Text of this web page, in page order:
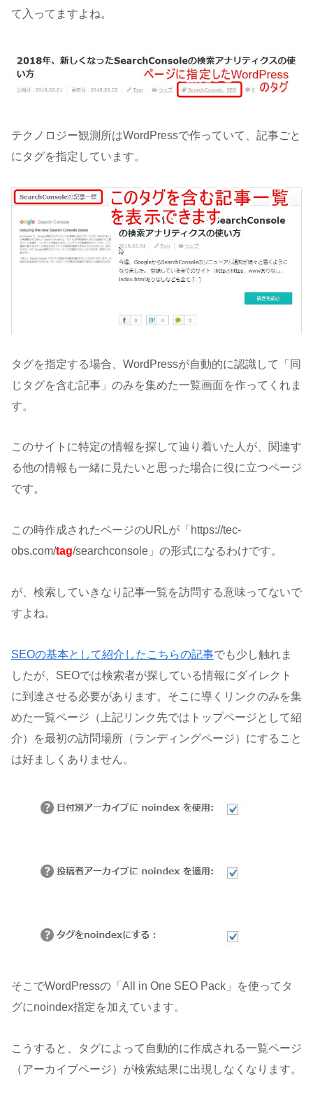
て入ってますよね。
テクノロジー観測所はWordPressで作っていて、記事ごと
にタグを指定しています。
タグを指定する場合、WordPressが自動的に認識して「同
じタグを含む記事」のみを集めた一覧画面を作ってくれま
す。
このサイトに特定の情報を探して辿り着いた人が、関連す
る他の情報も一緒に見たいと思った場合に役に立つページ
です。
この時作成されたページのURLが「https://tec-
obs.com/tag/searchconsole」の形式になるわけです。
が、検索していきなり記事一覧を訪問する意味ってないで
すよね。
SEOの基本として紹介したこちらの記事でも少し触れま
したが、SEOでは検索者が探している情報にダイレクト
に到達させる必要があります。そこに導くリンクのみを集
めた一覧ページ（上記リンク先ではトップページとして紹
介）を最初の訪問場所（ランディングページ）にすること
は好ましくありません。
そこでWordPressの「All in One SEO Pack」を使ってタ
グにnoindex指定を加えています。
こうすると、タグによって自動的に作成される一覧ページ
（アーカイブページ）が検索結果に出現しなくなります。